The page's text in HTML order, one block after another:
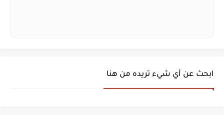
ابحث عن أي شيء تريده من هنا